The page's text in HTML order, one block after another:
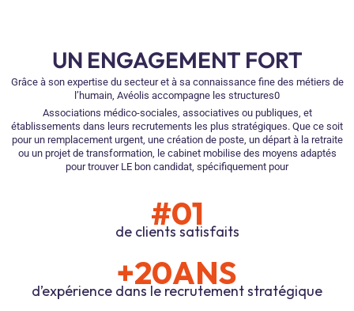
UN ENGAGEMENT FORT
Grâce à son expertise du secteur et à sa connaissance fine des métiers de
l’humain, Avéolis accompagne les structures0
Associations médico-sociales, associatives ou publiques, et
établissements dans leurs recrutements les plus stratégiques. Que ce soit
pour un remplacement urgent, une création de poste, un départ à la retraite
ou un projet de transformation, le cabinet mobilise des moyens adaptés
pour trouver LE bon candidat, spécifiquement pour
#01
de clients satisfaits
+20ANS
d’expérience dans le recrutement stratégique